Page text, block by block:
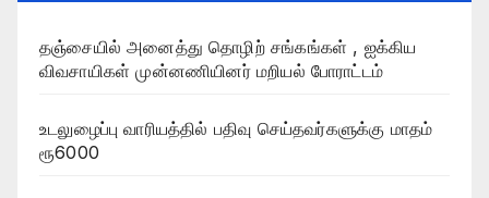
தஞ்சையில் அனைத்து தொழிற் சங்கங்கள் , ஐக்கிய
விவசாயிகள் முன்னணியினர் மறியல் போராட்டம்
உடலுழைப்பு வாரியத்தில் பதிவு செய்தவர்களுக்கு மாதம்
ரூ6000